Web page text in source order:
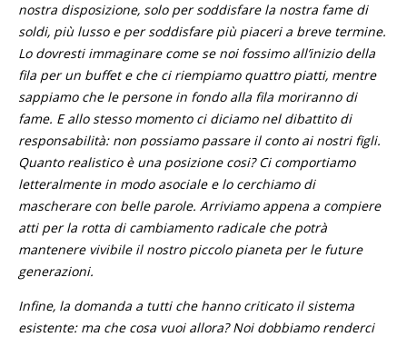
nostra disposizione, solo per soddisfare la nostra fame di
soldi, più lusso e per soddisfare più piaceri a breve termine.
Lo dovresti immaginare come se noi fossimo all’inizio della
fila per un buffet e che ci riempiamo quattro piatti, mentre
sappiamo che le persone in fondo alla fila moriranno di
fame. E allo stesso momento ci diciamo nel dibattito di
responsabilità: non possiamo passare il conto ai nostri figli.
Quanto realistico è una posizione cosi? Ci comportiamo
letteralmente in modo asociale e lo cerchiamo di
mascherare con belle parole. Arriviamo appena a compiere
atti per la rotta di cambiamento radicale che potrà
mantenere vivibile il nostro piccolo pianeta per le future
generazioni.
Infine, la domanda a tutti che hanno criticato il sistema
esistente: ma che cosa vuoi allora? Noi dobbiamo renderci